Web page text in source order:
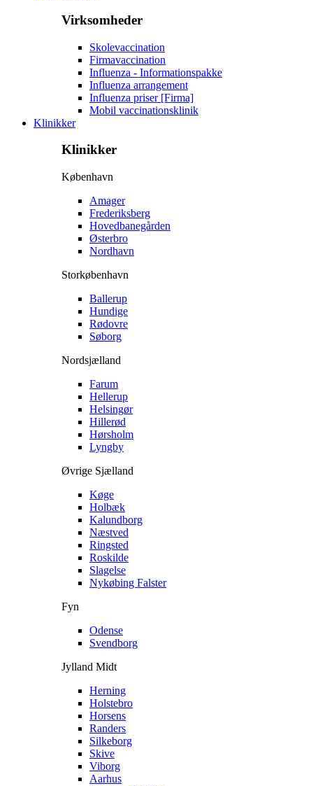
Virksomheder
Skolevaccination
Firmavaccination
Influenza - Informationspakke
Influenza arrangement
Influenza priser [Firma]
Mobil vaccinationsklinik
Klinikker
Klinikker
København
Amager
Frederiksberg
Hovedbanegården
Østerbro
Nordhavn
Storkøbenhavn
Ballerup
Hundige
Rødovre
Søborg
Nordsjælland
Farum
Hellerup
Helsingør
Hillerød
Hørsholm
Lyngby
Øvrige Sjælland
Køge
Holbæk
Kalundborg
Næstved
Ringsted
Roskilde
Slagelse
Nykøbing Falster
Fyn
Odense
Svendborg
Jylland Midt
Herning
Holstebro
Horsens
Randers
Silkeborg
Skive
Viborg
Aarhus